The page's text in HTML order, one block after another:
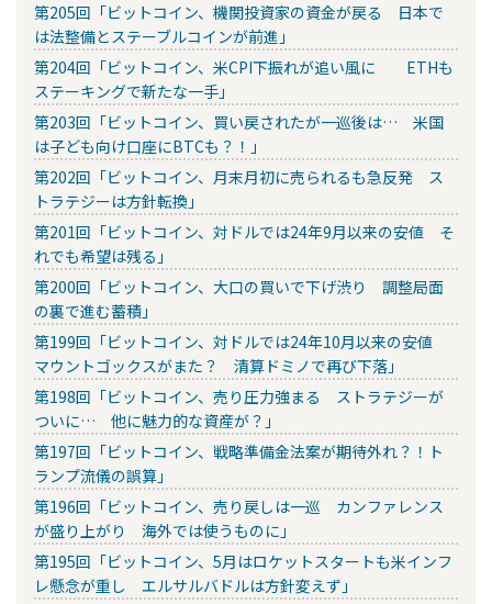
第205回「ビットコイン、機関投資家の資金が戻る 日本で
は法整備とステーブルコインが前進」
第204回「ビットコイン、米CPI下振れが追い風に ETHも
ステーキングで新たな一手」
第203回「ビットコイン、買い戻されたが一巡後は… 米国
は子ども向け口座にBTCも？！」
第202回「ビットコイン、月末月初に売られるも急反発 ス
トラテジーは方針転換」
第201回「ビットコイン、対ドルでは24年9月以来の安値 そ
れでも希望は残る」
第200回「ビットコイン、大口の買いで下げ渋り 調整局面
の裏で進む蓄積」
第199回「ビットコイン、対ドルでは24年10月以来の安値
マウントゴックスがまた？ 清算ドミノで再び下落」
第198回「ビットコイン、売り圧力強まる ストラテジーが
ついに… 他に魅力的な資産が？」
第197回「ビットコイン、戦略準備金法案が期待外れ？！ト
ランプ流儀の誤算」
第196回「ビットコイン、売り戻しは一巡 カンファレンス
が盛り上がり 海外では使うものに」
第195回「ビットコイン、5月はロケットスタートも米インフ
レ懸念が重し エルサルバドルは方針変えず」